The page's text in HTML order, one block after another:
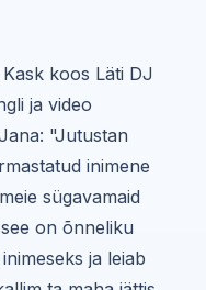
koos Läti DJ
ja video
"Jutustan
inimene
sügavamaid
on õnneliku
ja leiab